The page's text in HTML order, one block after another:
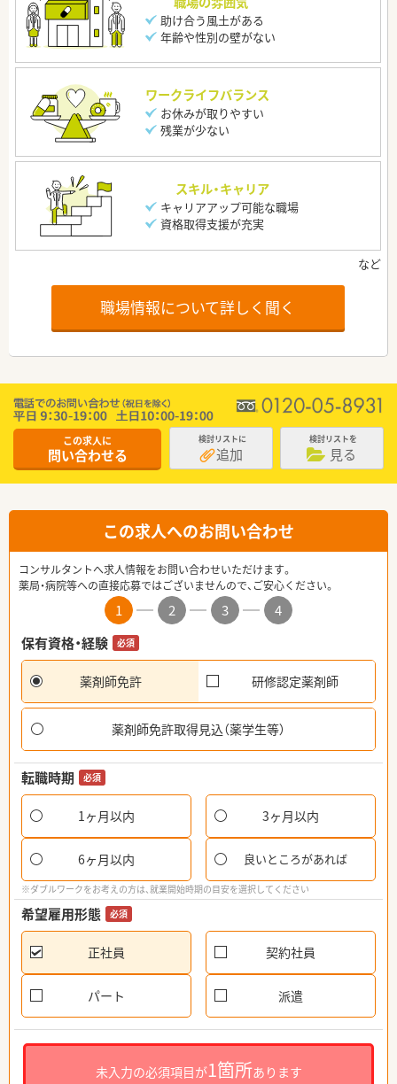
助け合う風土がある
年齢や性別の壁がない
ワークライフバランス
お休みが取りやすい
残業が少ない
スキル・キャリア
キャリアアップ可能な職場
資格取得支援が充実
職場情報について詳しく聞く
この求人に
問い合わせる
検討リストに
追加
検討リストを
見る
この求人へのお問い合わせ
コンサルタントへ求人情報をお問い合わせいただけます。
薬局・病院等への直接応募ではございませんので、ご安心ください。
1 2 3
4
保有資格・経験
必須
薬剤師免許 研修認定薬剤師
薬剤師免許取得見込（薬学生等）
転職時期 必須
1ヶ月以内 3ヶ月以内
6ヶ月以内 良いところがあれば
※ダブルワークをお考えの方は、就業開始時期の目安を選択してください
希望雇用形態 必須
正社員 契約社員
パート 派遣
未入力の必須項目が1箇所あります